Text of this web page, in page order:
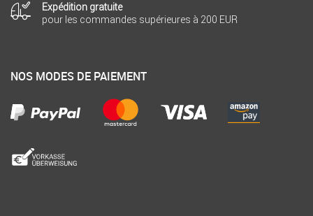
Expédition gratuite
pour les commandes supérieures à 200 EUR
NOS MODES DE PAIEMENT